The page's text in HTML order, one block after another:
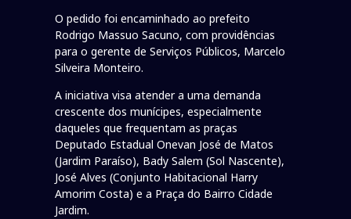
O pedido foi encaminhado ao prefeito
Rodrigo Massuo Sacuno, com providências
para o gerente de Serviços Públicos, Marcelo
Silveira Monteiro.
A iniciativa visa atender a uma demanda
crescente dos munícipes, especialmente
daqueles que frequentam as praças
Deputado Estadual Onevan José de Matos
(Jardim Paraíso), Bady Salem (Sol Nascente),
José Alves (Conjunto Habitacional Harry
Amorim Costa) e a Praça do Bairro Cidade
Jardim.